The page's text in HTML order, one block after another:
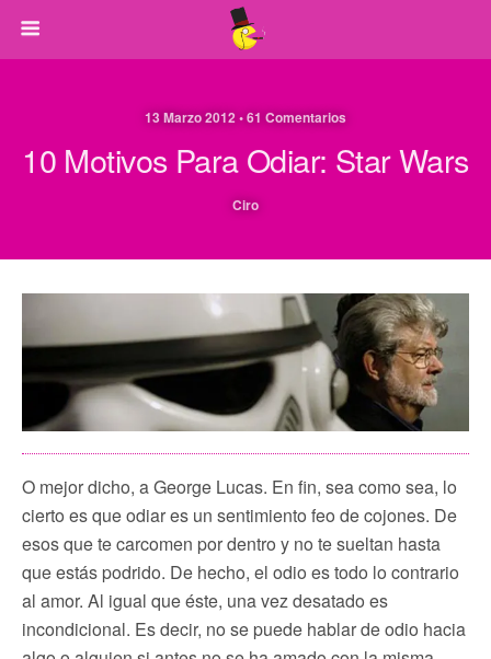
13 Marzo 2012 • 61 Comentarios
10 Motivos Para Odiar: Star Wars
Ciro
O mejor dicho, a George Lucas. En fin, sea como sea, lo
cierto es que odiar es un sentimiento feo de cojones. De
esos que te carcomen por dentro y no te sueltan hasta
que estás podrido. De hecho, el odio es todo lo contrario
al amor. Al igual que éste, una vez desatado es
incondicional. Es decir, no se puede hablar de odio hacia